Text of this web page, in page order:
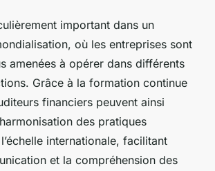
important dans un
où les entreprises sont
amenées à opérer dans différents
Grâce à la formation continue
financiers peuvent ainsi
des pratiques
internationale, facilitant
et la compréhension des